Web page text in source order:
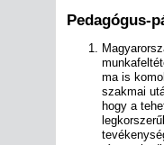
Pedagógus-
ma is
szakmai
hogy a